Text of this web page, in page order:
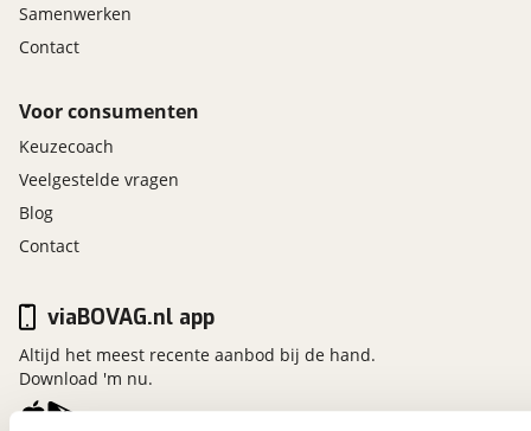
Samenwerken
Contact
Voor consumenten
Keuzecoach
Veelgestelde vragen
Blog
Contact
viaBOVAG.nl app
Altijd het meest recente aanbod bij de hand.
Download 'm nu.